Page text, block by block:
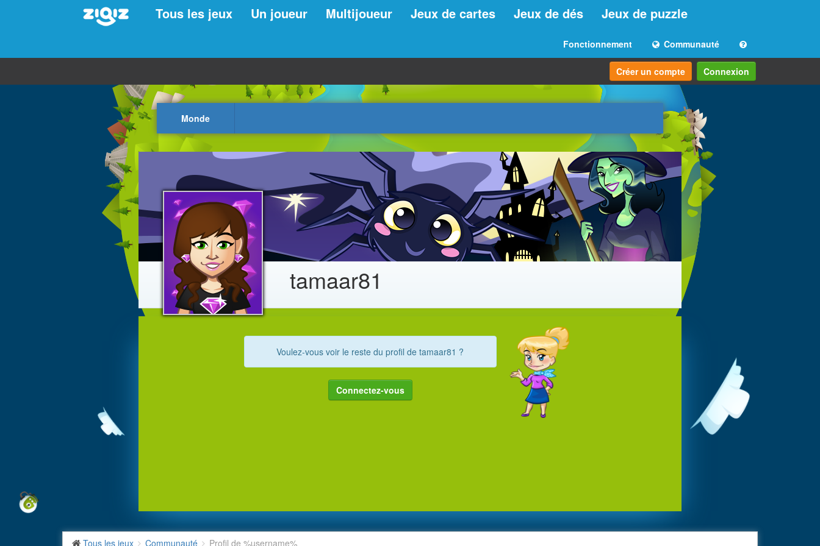
Tous les jeux Un joueur Multijoueur Jeux de cartes Jeux de dés Jeux de puzzle
Fonctionnement Communauté
Créer un compte Connexion
Monde
tamaar81
Voulez-vous voir le reste du profil de tamaar81 ?
Connectez-vous
Tous les jeux Communauté Profil de %username%